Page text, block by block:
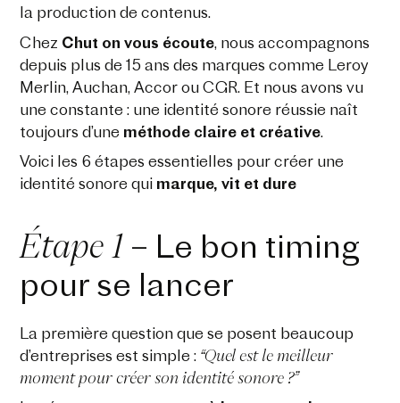
la production de contenus.
Chez Chut on vous écoute, nous accompagnons
depuis plus de 15 ans des marques comme Leroy
Merlin, Auchan, Accor ou CGR. Et nous avons vu
une constante : une identité sonore réussie naît
toujours d’une méthode claire et créative.
Voici les 6 étapes essentielles pour créer une
identité sonore qui marque, vit et dure
Étape 1 – Le bon timing
pour se lancer
La première question que se posent beaucoup
d’entreprises est simple : “Quel est le meilleur
moment pour créer son identité sonore ?”